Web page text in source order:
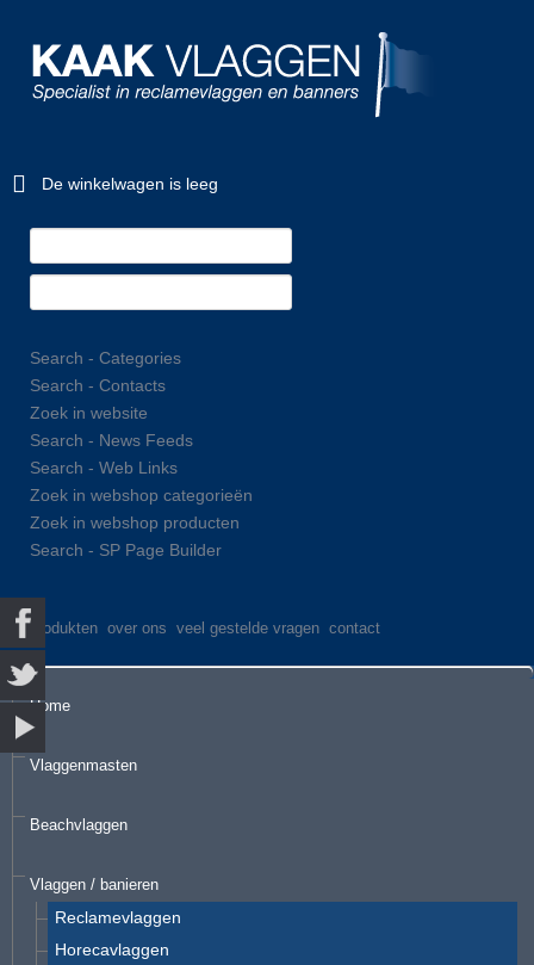
De winkelwagen is leeg
Search - Categories
Search - Contacts
Zoek in website
Search - News Feeds
Search - Web Links
Zoek in webshop categorieën
Zoek in webshop producten
Search - SP Page Builder
produkten over ons veel gestelde vragen contact
Home
Vlaggenmasten
Beachvlaggen
Vlaggen / banieren
Reclamevlaggen
Horecavlaggen